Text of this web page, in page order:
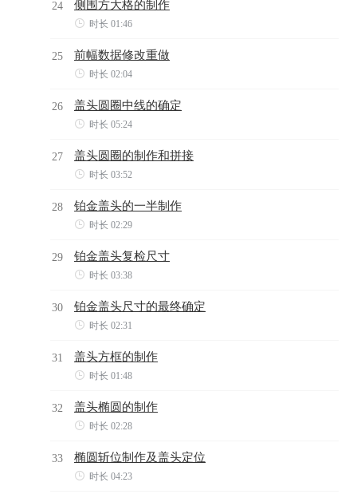
24 侧围方大格的制作
 时长 01:46
25 前幅数据修改重做
 时长 02:04
26 盖头圆圈中线的确定
 时长 05:24
27 盖头圆圈的制作和拼接
 时长 03:52
28 铂金盖头的一半制作
 时长 02:29
29 铂金盖头复检尺寸
 时长 03:38
30 铂金盖头尺寸的最终确定
 时长 02:31
31 盖头方框的制作
 时长 01:48
32 盖头椭圆的制作
 时长 02:28
33 椭圆斩位制作及盖头定位
 时长 04:23